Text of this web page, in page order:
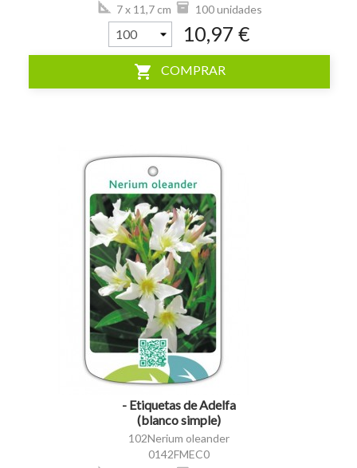
7 x 11,7 cm
100 unidades
10,97 €
shopping_cart COMPRAR
- Etiquetas de Adelfa
(blanco simple)
102Nerium oleander
0142FMEC0